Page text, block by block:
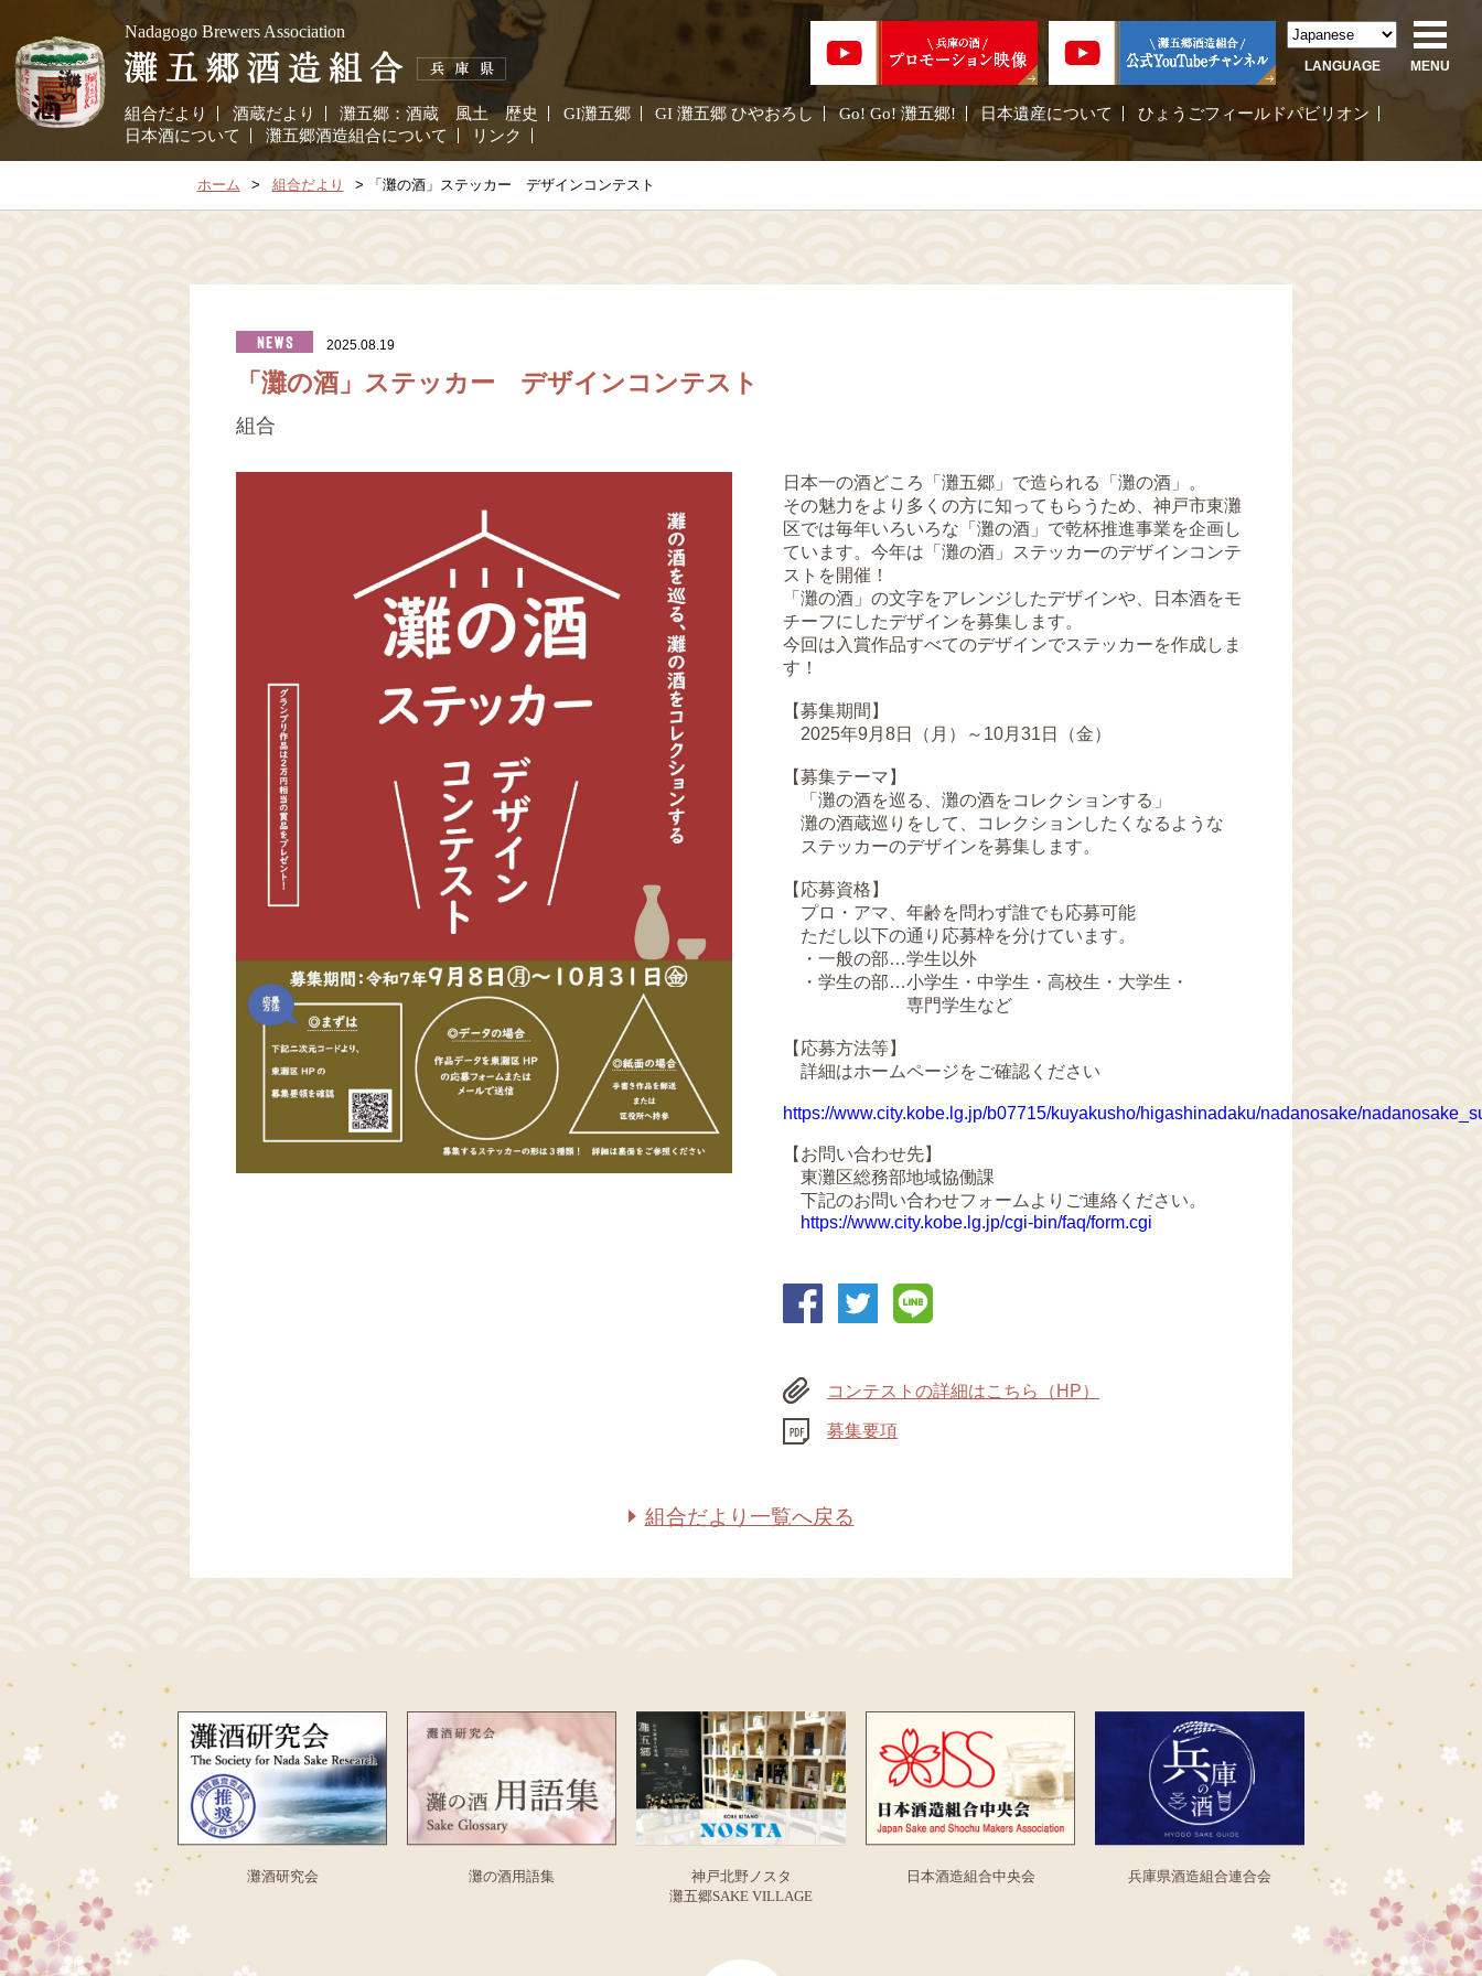
Nadagogo Brewers Association
組合だより 酒蔵だより 灘五郷：酒蔵 風土 歴史 GI灘五郷 GI 灘五郷 ひやおろし Go! Go! 灘五郷! 日本遺産について
ひょうごフィールドパビリオン
日本酒について
灘五郷酒造組合について リンク
LANGUAGE MENU
ホーム 組合だより 「灘の酒」ステッカー デザインコンテスト
2025.08.19
「灘の酒」ステッカー デザインコンテスト
組合
日本一の酒どころ「灘五郷」で造られる「灘の酒」。
その魅力をより多くの方に知ってもらうため、神戸市東灘
区では毎年いろいろな「灘の酒」で乾杯推進事業を企画し
ています。今年は「灘の酒」ステッカーのデザインコンテ
ストを開催！
「灘の酒」の文字をアレンジしたデザインや、日本酒をモ
チーフにしたデザインを募集します。
今回は入賞作品すべてのデザインでステッカーを作成しま
す！
【募集期間】
2025年9月8日（月）～10月31日（金）
【募集テーマ】
「灘の酒を巡る、灘の酒をコレクションする」
灘の酒蔵巡りをして、コレクションしたくなるような
ステッカーのデザインを募集します。
【応募資格】
プロ・アマ、年齢を問わず誰でも応募可能
ただし以下の通り応募枠を分けています。
・一般の部…学生以外
・学生の部…小学生・中学生・高校生・大学生・
専門学生など
【応募方法等】
詳細はホームページをご確認ください
https://www.city.kobe.lg.jp/b07715/kuyakusho/higashinadaku/nadanosake/
【お問い合わせ先】
東灘区総務部地域協働課
下記のお問い合わせフォームよりご連絡ください。
https://www.city.kobe.lg.jp/cgi-bin/faq/form.cgi
コンテストの詳細はこちら（HP）
募集要項
組合だより一覧へ戻る
灘酒研究会 灘の酒用語集
神戸北野ノスタ
灘五郷SAKE VILLAGE
日本酒造組合中央会 兵庫県酒造組合連合会